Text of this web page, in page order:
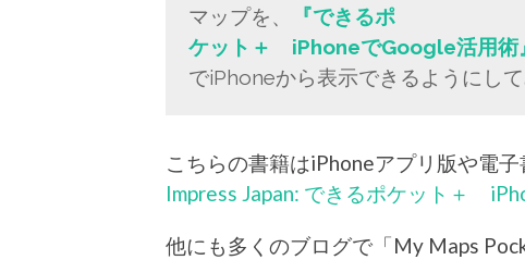
マップを、
『できるポ
ケット＋ iPhoneでGoogle活用術
でiPhoneから表示できるようにして
こちらの書籍はiPhoneアプリ版や電子
Impress Japan: できるポケット＋
他にも多くのブログで「My Maps